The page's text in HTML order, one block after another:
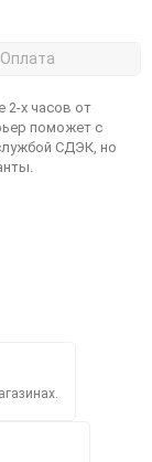
Оплата
2-х часов от
поможет с
СДЭК, но